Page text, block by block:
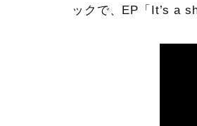
ックで、EP「It’s a